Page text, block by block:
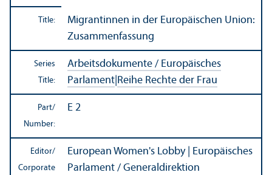
Title:
Migrantinnen in der Europäischen Union:
Zusammenfassung
Series
Title:
Arbeitsdokumente / Europäisches
Parlament Reihe Rechte der Frau
Part/
Number:
E 2
Editor/
Corporate
European Women's Lobby | Europäisches
Parlament / Generaldirektion